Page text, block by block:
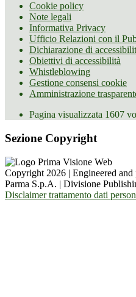
Cookie policy
Note legali
Informativa Privacy
Ufficio Relazioni con il
Dichiarazione di
Obiettivi di accessibilità
Whistleblowing
Gestione consensi cookie
Amministrazione
Pagina visualizzata 1607
Sezione Copyright
Copyright 2026 | Engineered
Parma S.p.A. | Divisione
Disclaimer trattamento dati